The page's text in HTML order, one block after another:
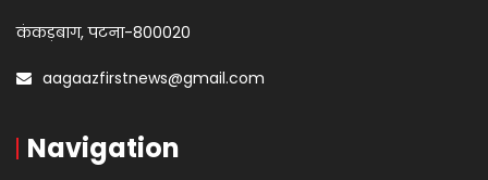
कंकड़बाग, पटना-800020
aagaazfirstnews@gmail.com
Navigation